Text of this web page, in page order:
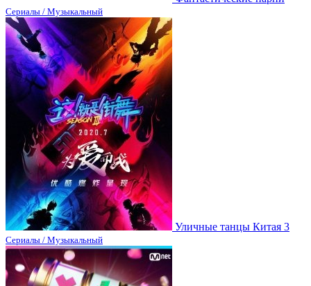
Сериалы / Музыкальный
Уличные танцы Китая 3
Сериалы / Музыкальный